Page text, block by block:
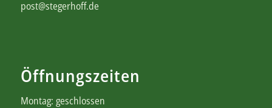
post@stegerhoff.de
Öffnungszeiten
Montag: geschlossen